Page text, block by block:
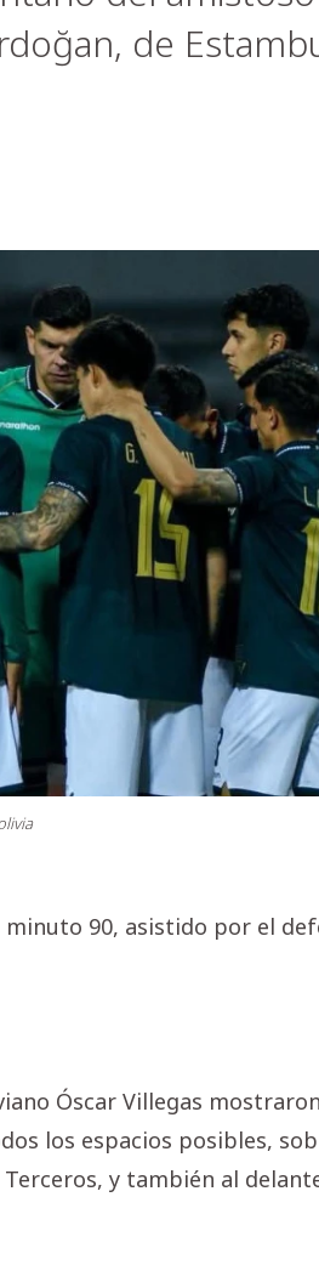
de
90, asistido por el
Óscar Villegas
los espacios posibles,
y también al